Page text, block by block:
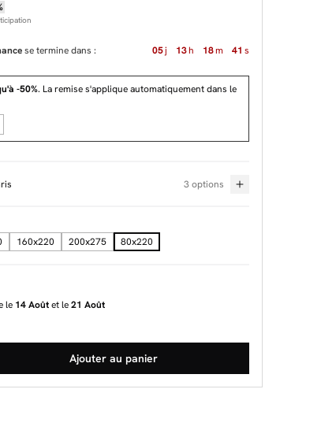
se termine dans : 05j 13h 18m 40 s
-50%. La remise s'applique automatiquement dans le
3 options
160x220 200x275 80x220
le 14 Aoûtet le21 Août
Ajouter au panier